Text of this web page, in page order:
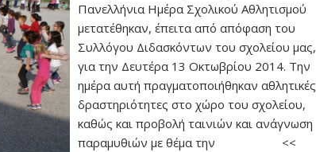
Πανελλήνια Ημέρα Σχολικού Αθλητισμού
μετατέθηκαν, έπειτα από απόφαση του
Συλλόγου Διδασκόντων του σχολείου μας,
για την Δευτέρα 13 Οκτωβρίου 2014. Την
ημέρα αυτή πραγματοποιήθηκαν αθλητικές
δραστηριότητες στο χώρο του σχολείου,
καθώς και προβολή ταινιών και ανάγνωση
παραμυθιών με θέμα την <<